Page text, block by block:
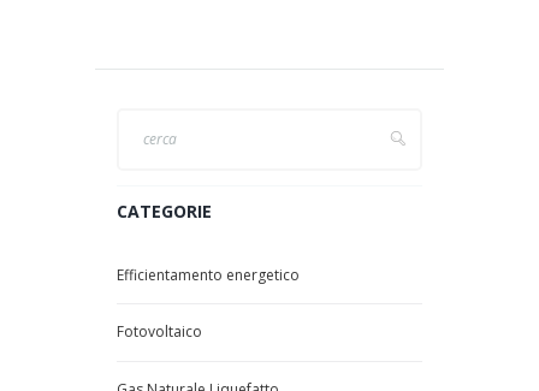
CATEGORIE
Efficientamento energetico
Fotovoltaico